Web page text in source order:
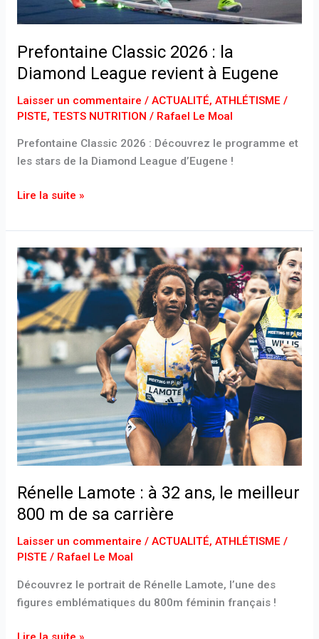
Prefontaine Classic 2026 : la
Diamond League revient à Eugene
Laisser un commentaire / ACTUALITÉ, ATHLÉTISME /
PISTE, TESTS NUTRITION / Rafael Le Moal
Prefontaine Classic 2026 : Découvrez le programme et
les stars de la Diamond League d’Eugene !
Lire la suite »
Rénelle Lamote : à 32 ans, le meilleur
800 m de sa carrière
Laisser un commentaire / ACTUALITÉ, ATHLÉTISME /
PISTE/ Rafael Le Moal
Découvrez le portrait de Rénelle Lamote, l’une des
figures emblématiques du 800m féminin français !
Rénelle
Lamote
:
à
32
ans,
le
meilleur
800
de
sa
carrière